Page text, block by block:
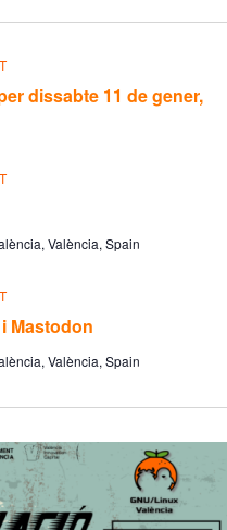
dissabte 11 de gener,
València, Spain
Mastodon
València, Spain